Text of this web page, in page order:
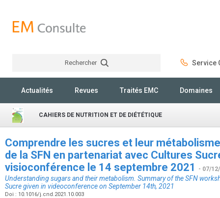
Rechercher Service
Actualités Revues Traités EMC Domaines
CAHIERS DE NUTRITION ET DE DIÉTÉTIQUE
Comprendre les sucres et leur
de la SFN en partenariat avec Cultures
visioconférence le 14 septembre 2021
- 07/
Understanding sugars and their metabolism. Summary of the SFN
Sucregiven in videoconference on September 14th, 2021
Doi : 10.1016/j.cnd.2021.10.003